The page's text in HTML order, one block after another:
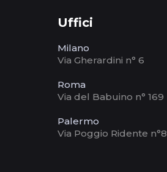
Uffici
Milano
Via Gherardini n° 6
Roma
Via del Babuino n° 169
Palermo
Via Poggio Ridente n°8